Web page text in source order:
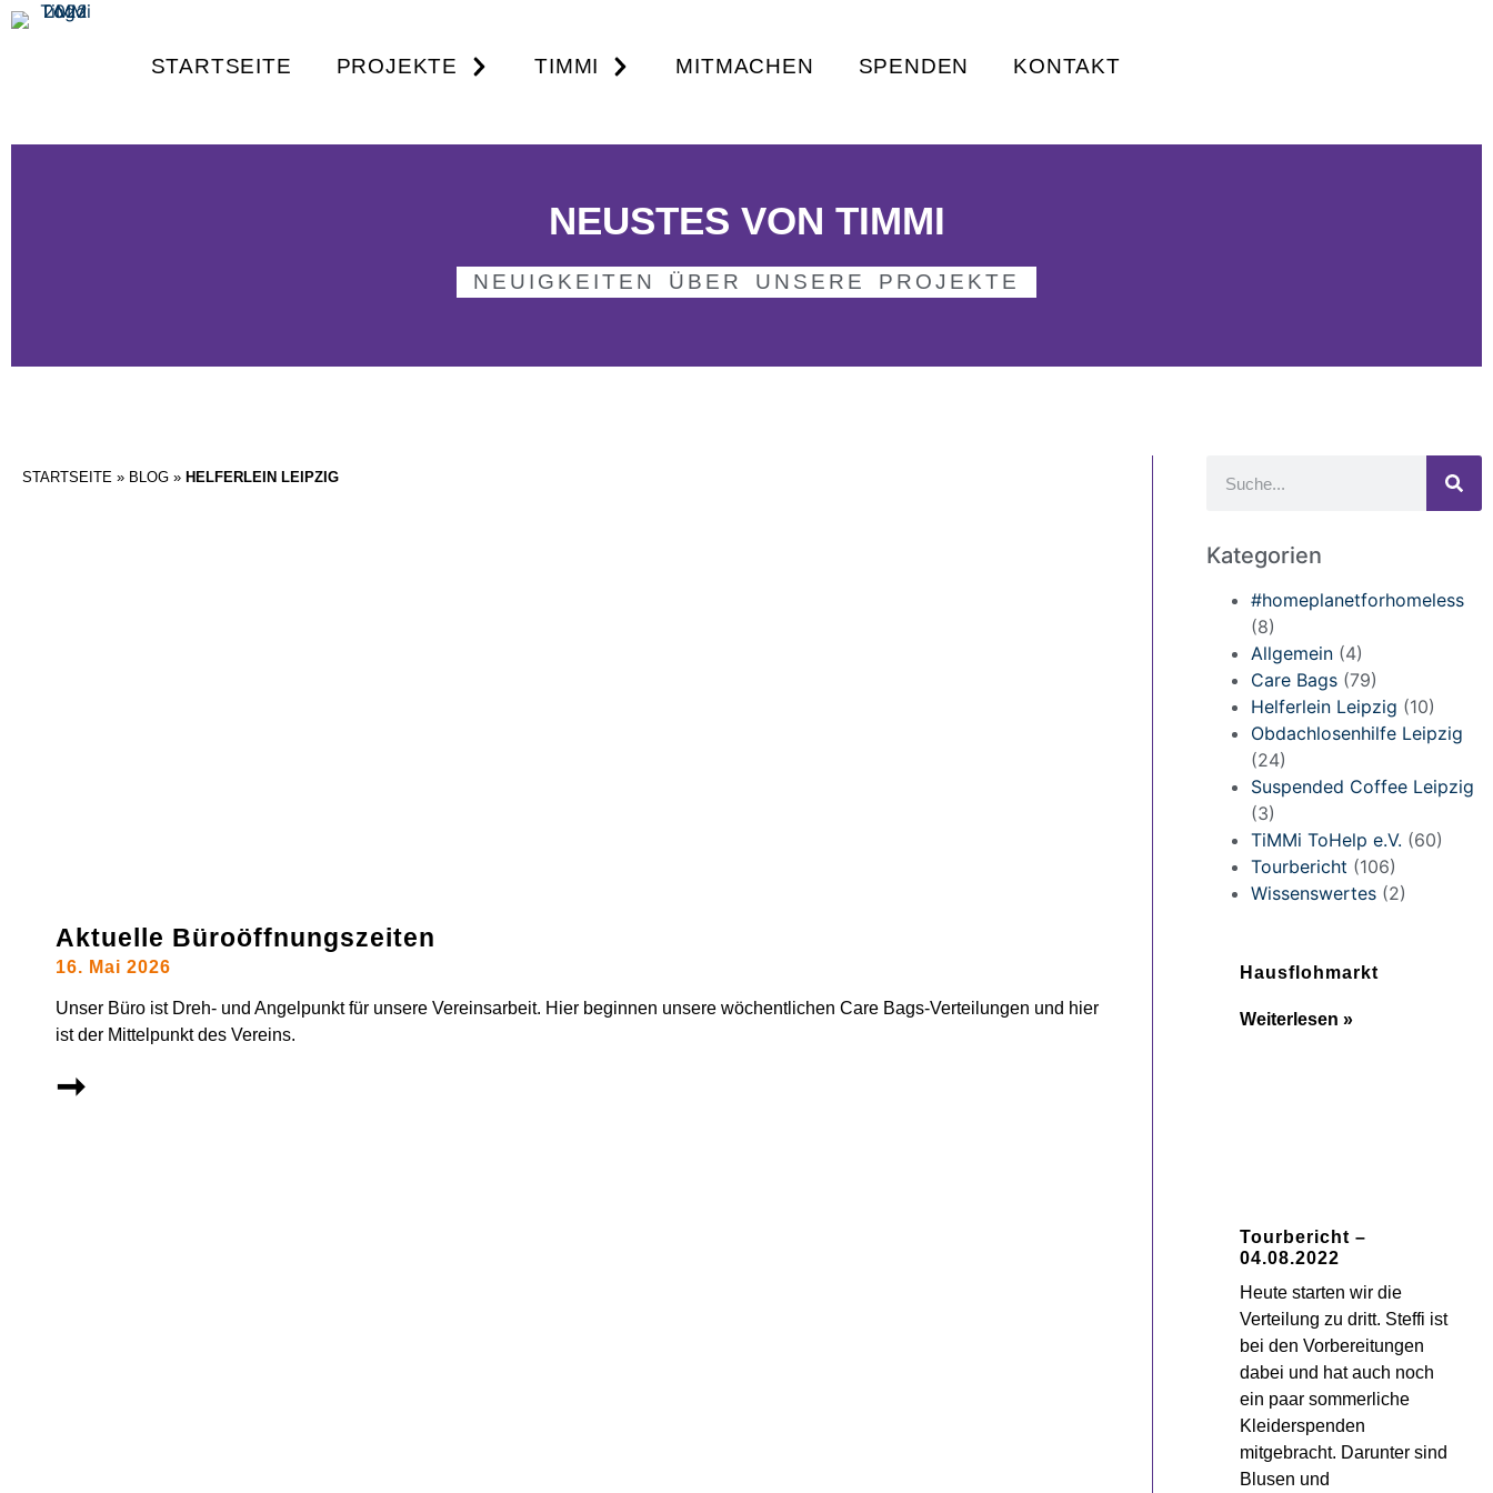
STARTSEITE PROJEKTE TIMMI MITMACHEN SPENDEN KONTAKT
NEUSTES VON TIMMI
NEUIGKEITEN ÜBER UNSERE PROJEKTE
STARTSEITE » BLOG » HELFERLEIN LEIPZIG
Aktuelle Büroöffnungszeiten
16. Mai 2026
Unser Büro ist Dreh- und Angelpunkt für unsere Vereinsarbeit. Hier beginnen unsere wöchentlichen Care Bags-Verteilungen und hier
ist der Mittelpunkt des Vereins.
➞
Kategorien
#homeplanetforhomeless
(8)
Allgemein (4)
Care Bags (79)
Helferlein Leipzig (10)
Obdachlosenhilfe Leipzig
(24)
Suspended Coffee Leipzig
(3)
TiMMi ToHelp e.V. (60)
Tourbericht (106)
Wissenswertes (2)
Hausflohmarkt
Weiterlesen »
Tourbericht –
04.08.2022
Heute starten wir die
Verteilung zu dritt. Steffi ist
bei den Vorbereitungen
dabei und hat auch noch
ein paar sommerliche
Kleiderspenden
mitgebracht. Darunter sind
Blusen und